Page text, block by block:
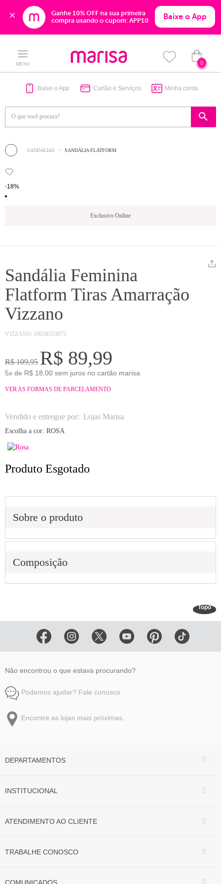
Ganhe 10% OFF na sua primeira
compra usando o cupom: APP10
Baixe o App
content
navigation
MENU 0
Baixe o App Cartão e Serviços Minha conta
SANDÁLIAS SANDÁLIA FLATFORM
-18%
Exclusivo Online
Sandália Feminina
Flatform Tiras Amarração
Vizzano
VIZZANO 10038553875
R$ 109,95 R$ 89,99
5x de R$ 18,00 sem juros no cartão marisa
VER AS FORMAS DE PARCELAMENTO
Vendido e entregue por: Lojas Marisa
Escolha a cor: ROSA
Produto Esgotado
Sobre o produto
Composição
Topo
Não encontrou o que estava procurando?
Podemos ajudar? Fale conosco.
Encontre as lojas mais próximas.
DEPARTAMENTOS
INSTITUCIONAL
ATENDIMENTO AO CLIENTE
TRABALHE CONOSCO
COMUNICADOS